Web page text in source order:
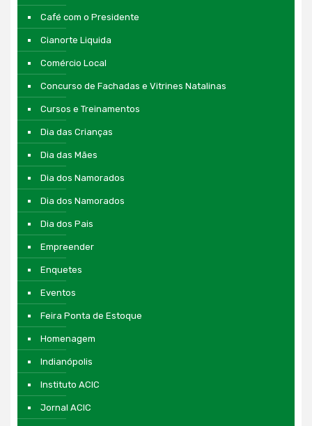
Café com o Presidente
Cianorte Liquida
Comércio Local
Concurso de Fachadas e Vitrines Natalinas
Cursos e Treinamentos
Dia das Crianças
Dia das Mães
Dia dos Namorados
Dia dos Namorados
Dia dos Pais
Empreender
Enquetes
Eventos
Feira Ponta de Estoque
Homenagem
Indianópolis
Instituto ACIC
Jornal ACIC